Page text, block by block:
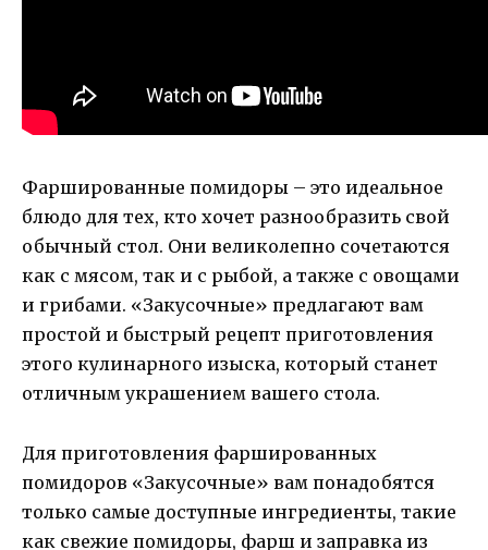
Фаршированные помидоры – это идеальное
блюдо для тех, кто хочет разнообразить свой
обычный стол. Они великолепно сочетаются
как с мясом, так и с рыбой, а также с овощами
и грибами. «Закусочные» предлагают вам
простой и быстрый рецепт приготовления
этого кулинарного изыска, который станет
отличным украшением вашего стола.
Для приготовления фаршированных
помидоров «Закусочные» вам понадобятся
только самые доступные ингредиенты, такие
как свежие помидоры, фарш и заправка из